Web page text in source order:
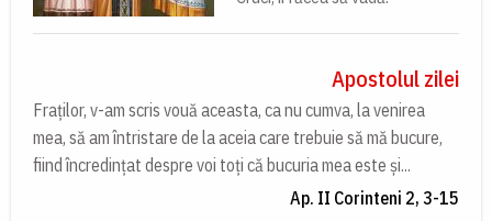
Apostolul zilei
Fraților, v-am scris vouă aceasta, ca nu cumva, la venirea
mea, să am întristare de la aceia care trebuie să mă bucure,
fiind încredințat despre voi toți că bucuria mea este și...
Ap. II Corinteni 2, 3-15